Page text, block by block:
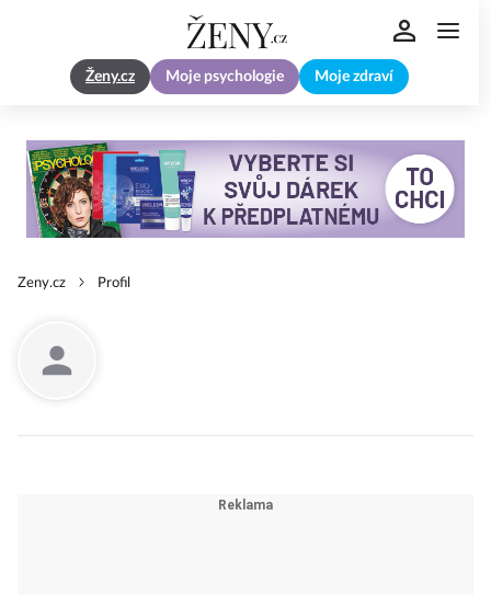
Ženy.cz Moje psychologie Moje zdraví
Zeny.cz Profil